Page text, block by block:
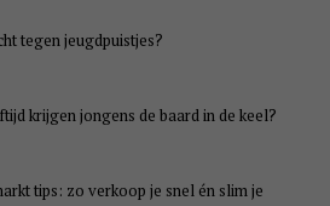
tegen jeugdpuistjes?
krijgen jongens de baard in de keel?
tips: zo verkoop je snel én slim je